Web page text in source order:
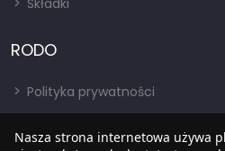
Składki
RODO
Polityka prywatności
Nasza strona internetowa używa